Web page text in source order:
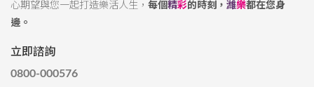
心期望與您一起打造樂活人生， 每個精彩的時刻， 濰樂都在您身
邊。
立即諮詢
0800-000576